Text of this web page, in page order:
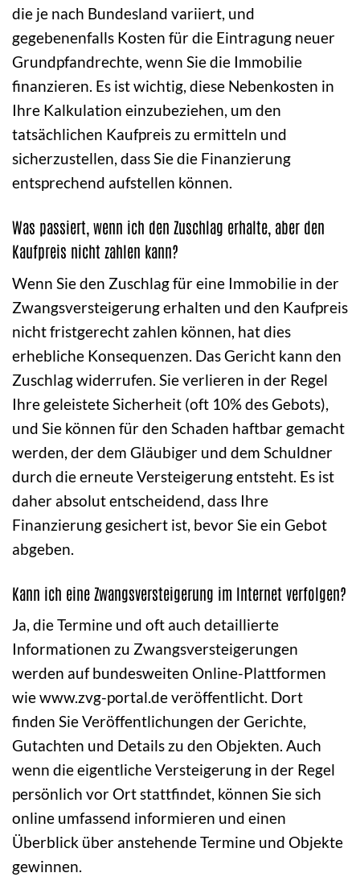
die je nach Bundesland variiert, und
gegebenenfalls Kosten für die Eintragung neuer
Grundpfandrechte, wenn Sie die Immobilie
finanzieren. Es ist wichtig, diese Nebenkosten in
Ihre Kalkulation einzubeziehen, um den
tatsächlichen Kaufpreis zu ermitteln und
sicherzustellen, dass Sie die Finanzierung
entsprechend aufstellen können.
Was passiert, wenn ich den Zuschlag erhalte, aber den
Kaufpreis nicht zahlen kann?
Wenn Sie den Zuschlag für eine Immobilie in der
Zwangsversteigerung erhalten und den Kaufpreis
nicht fristgerecht zahlen können, hat dies
erhebliche Konsequenzen. Das Gericht kann den
Zuschlag widerrufen. Sie verlieren in der Regel
Ihre geleistete Sicherheit (oft 10% des Gebots),
und Sie können für den Schaden haftbar gemacht
werden, der dem Gläubiger und dem Schuldner
durch die erneute Versteigerung entsteht. Es ist
daher absolut entscheidend, dass Ihre
Finanzierung gesichert ist, bevor Sie ein Gebot
abgeben.
Kann ich eine Zwangsversteigerung im Internet verfolgen?
Ja, die Termine und oft auch detaillierte
Informationen zu Zwangsversteigerungen
werden auf bundesweiten Online-Plattformen
wie www.zvg-portal.de veröffentlicht. Dort
finden Sie Veröffentlichungen der Gerichte,
Gutachten und Details zu den Objekten. Auch
wenn die eigentliche Versteigerung in der Regel
persönlich vor Ort stattfindet, können Sie sich
online umfassend informieren und einen
Überblick über anstehende Termine und Objekte
gewinnen.